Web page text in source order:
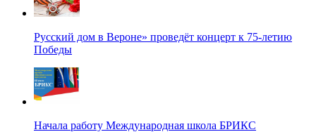
Русский дом в Вероне» проведёт концерт к 75-летию
Победы
Начала работу Международная школа БРИКС